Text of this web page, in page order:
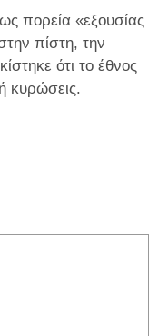
πορεία «εξουσίας
πίστη, την
ότι το έθνος
κυρώσεις.